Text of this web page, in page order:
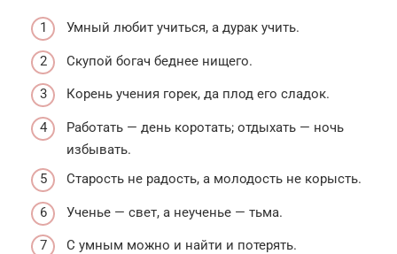
Умный любит учиться, а дурак учить.
Скупой богач беднее нищего.
Корень учения горек, да плод его сладок.
Работать — день коротать; отдыхать — ночь
избывать.
Старость не радость, а молодость не корысть.
Ученье — свет, а неученье — тьма.
С умным можно и найти и потерять.